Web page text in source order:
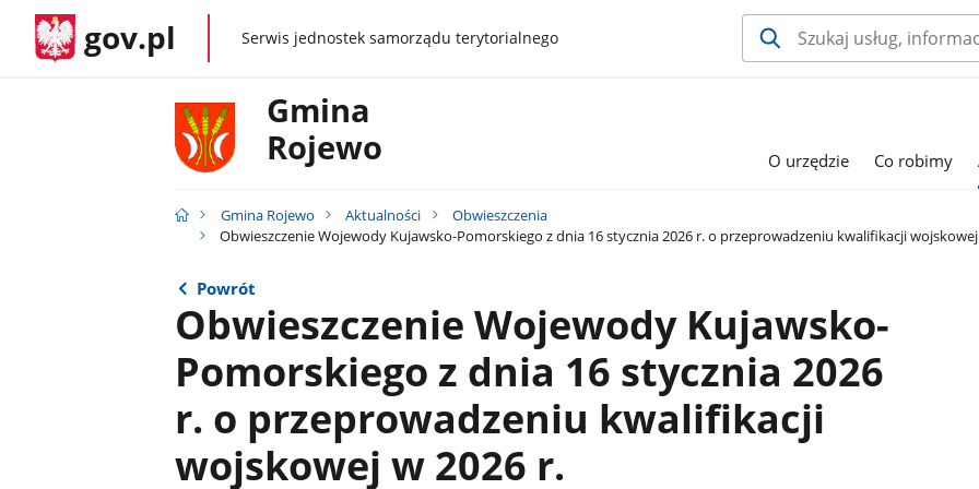
gov.pl gov.plSerwis jednostek samorządu terytorialnego
Gmina
Rojewo
O urzędzie Co robimy
Gmina Rojewo Aktualności
Obwieszczenia
Obwieszczenie Wojewody Kujawsko-Pomorskiego z dnia 16 stycznia 2026 r. o przeprowadzeniu kwalifikacji
Powrót
Obwieszczenie Wojewody Kujawsko-
Pomorskiego z dnia 16 stycznia 2026
r. o przeprowadzeniu kwalifikacji
wojskowej w 2026 r.